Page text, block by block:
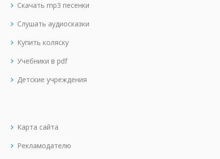
Скачать mp3 песенки
Слушать аудиосказки
Купить коляску
Учебники в pdf
Детские учреждения
Карта сайта
Рекламодателю